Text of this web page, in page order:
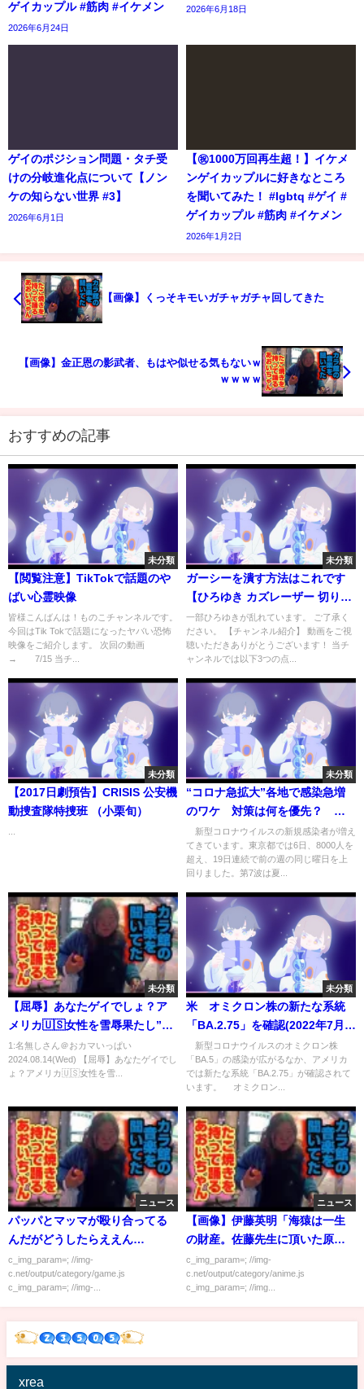
ゲイカップル #筋肉 #イケメン
2026年6月24日
2026年6月18日
ゲイのポジション問題・タチ受
けの分岐進化点について【ノン
ケの知らない世界 #3】
2026年6月1日
【㊗️1000万回再生超！】イケメ
ンゲイカップルに好きなところ
を聞いてみた！ #lgbtq #ゲイ #
ゲイカップル #筋肉 #イケメン
2026年1月2日
【画像】くっそキモいガチャガチャ回してきた
【画像】金正恩の影武者、もはや似せる気もないｗ
ｗｗｗｗ
おすすめの記事
未分類
【閲覧注意】TikTokで話題のや
ばい心霊映像
皆様こんばんは！ものこチャンネルです。
今回はTik Tokで話題になったヤバい恐怖
映像をご紹介します。 次回の動画
→ 7/15 当チ...
未分類
ガーシーを潰す方法はこれです
【ひろゆき カズレーザー 切り抜
き 質問ゼメナール 夜な夜な生配
信 】
一部ひろゆきが乱れています。 ご了承く
ださい。 【チャンネル紹介】 動画をご視
聴いただきありがとうございます！ 当チ
ャンネルでは以下3つの点...
未分類
【2017日劇預告】CRISIS 公安機
動捜査隊特捜班 （小栗旬）
未分類
“コロナ急拡大”各地で感染急増
のワケ 対策は何を優先？ 専
門家が解説(2022年7月6日)
新型コロナウイルスの新規感染者が増え
てきています。東京都では6日、8000人を
超え、19日連続で前の週の同じ曜日を上
回りました。第7波は夏...
未分類
【屈辱】あなたゲイでしょ？ア
メリカ🇺🇸女性を雪辱果たし”お
持ち帰り”した話
1:名無しさん＠おカマいっぱい
2024.08.14(Wed) 【屈辱】あなたゲイでし
ょ？アメリカ🇺🇸女性を雪...
未分類
米 オミクロン株の新たな系統
「BA.2.75」を確認(2022年7月
12日)
新型コロナウイルスのオミクロン株
「BA.5」の感染が広がるなか、アメリカ
では新たな系統「BA.2.75」が確認されて
います。 オミクロン...
ニュース
パッパとマッマが殴り合ってる
んだがどうしたらええん
や？？？
c_img_param=; //img-
c.net/output/category/game.js
c_img_param=; //img-...
ニュース
【画像】伊藤英明「海猿は一生
の財産。佐藤先生に頂いた原画
も大切にしてます」
c_img_param=; //img-
c.net/output/category/anime.js
c_img_param=; //img...
xrea